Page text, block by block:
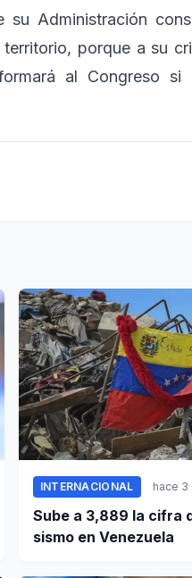
su Administración
porque a su
al Congreso si
INTERNACIONAL hace 3
Sube a 3,889 la cifra
sismo en Venezuela